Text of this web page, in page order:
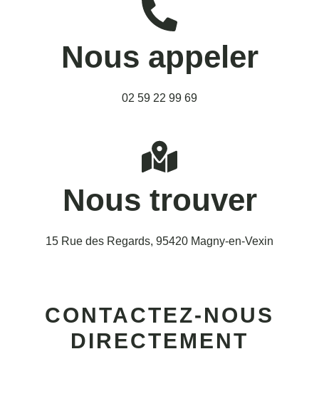
Nous appeler
02 59 22 99 69
Nous trouver
15 Rue des Regards, 95420 Magny-en-Vexin
CONTACTEZ-NOUS
DIRECTEMENT